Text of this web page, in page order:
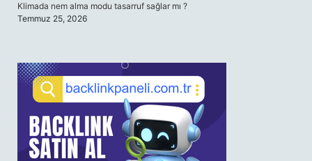
Klimada nem alma modu tasarruf sağlar mı ?
Temmuz 25, 2026